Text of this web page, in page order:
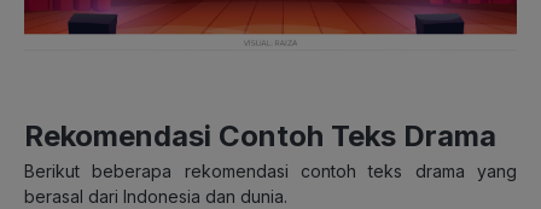
Rekomendasi Contoh Teks Drama
Berikut beberapa rekomendasi contoh teks drama yang
berasal dari Indonesia dan dunia.